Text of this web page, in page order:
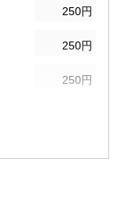
250円
250円
250円